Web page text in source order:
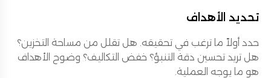
تحديد الأهداف
حدد أولاً ما ترغب في تحقيقه. هل تقلل من مساحة التخزين؟
هل تريد تحسين دقة التنبؤ؟ خفض التكاليف؟ وضوح الأهداف
هو ما يوجه العملية.